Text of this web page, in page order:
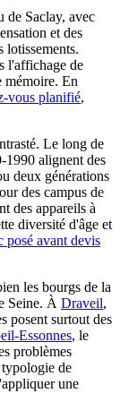
de Saclay, avec
et des
lotissements.
l'affichage de
mémoire. En
vous planifié,
Le long de
1990 alignent des
deux générations
des campus de
des appareils à
diversité d'âge et
posé avant devis
les bourgs de la
Seine. À Draveil,
posent surtout des
Essonnes, le
problèmes
typologie de
une